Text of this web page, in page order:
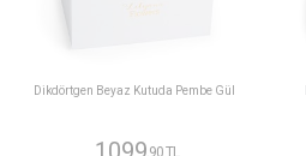
Dikdörtgen Beyaz Kutuda Pembe Gül
,90 TL